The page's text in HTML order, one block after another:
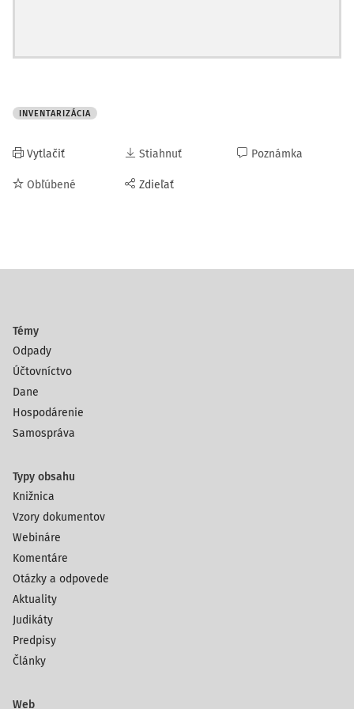
záväzkov
zistenie skutočného
dlhodobý nehmotný majetok a
majetok vedený v účtovníctve a v
pokladničná hotovosť a ceniny
a opravné položky
majetok vedený v podsúvahovej
niektorej z uvedených skupín
majetku vedeného len v
operatívnej evidencii
INVENTARIZÁCIA
Vytlačiť
Obľúbené
Stiahnuť
Zdieľať
Poznámka
Témy
Odpady
Účtovníctvo
Dane
Hospodárenie
Samospráva
Typy obsahu
Knižnica
Vzory dokumentov
Webináre
Komentáre
Otázky a odpovede
Aktuality
Judikáty
Predpisy
Články
Web